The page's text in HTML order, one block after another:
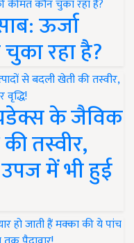
ऊर्जा
रहा है?
के जैविक
तस्वीर,
में भी हुई